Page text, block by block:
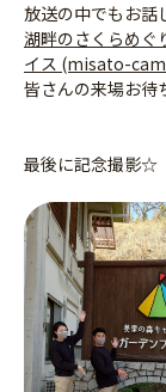
放送の中でもお話
湖畔のさくらめぐ
イス (misato-
皆さんの来場お待
最後に記念撮影☆